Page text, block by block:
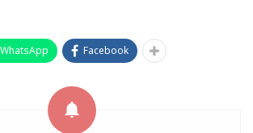
WhatsApp Facebook